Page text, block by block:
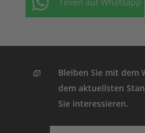
Teilen auf Whatsapp
Bleiben Sie mit dem
dem aktuellsten
Sie interessieren.